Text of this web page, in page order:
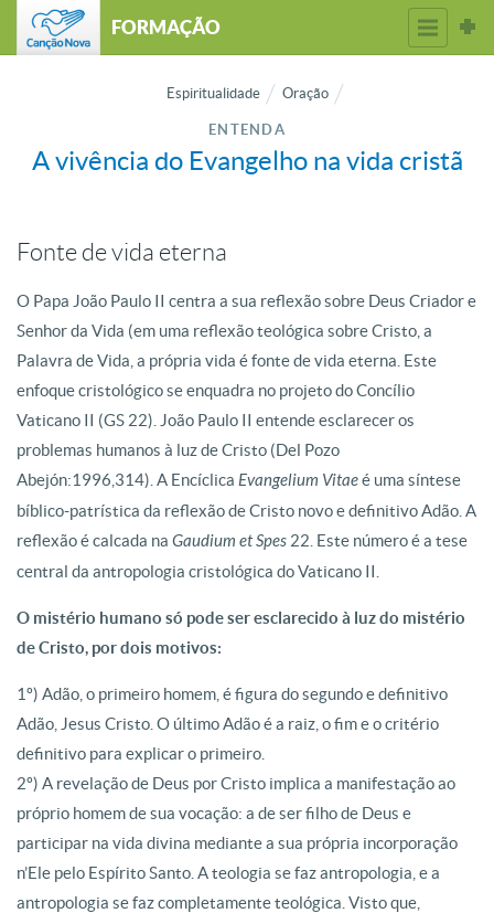
FORMAÇÃO
Espiritualidade Oração
ENTENDA
A vivência do Evangelho na vida cristã
Fonte de vida eterna
O Papa João Paulo II centra a sua reflexão sobre Deus Criador e
Senhor da Vida (em uma reflexão teológica sobre Cristo, a
Palavra de Vida, a própria vida é fonte de vida eterna. Este
enfoque cristológico se enquadra no projeto do Concílio
Vaticano II (GS 22). João Paulo II entende esclarecer os
problemas humanos à luz de Cristo (Del Pozo
Abejón:1996,314). A Encíclica Evangelium Vitaeé uma síntese
bíblico-patrística da reflexão de Cristo novo e definitivo Adão. A
reflexão é calcada na Gaudium et Spes 22. Este número é a tese
central da antropologia cristológica do Vaticano II.
O mistério humano só pode ser esclarecido à luz do mistério
de Cristo, por dois motivos:
1º) Adão, o primeiro homem, é figura do segundo e definitivo
Adão, Jesus Cristo. O último Adão é a raiz, o fim e o critério
definitivo para explicar o primeiro.
2º) A revelação de Deus por Cristo implica a manifestação ao
próprio homem de sua vocação: a de ser filho de Deus e
participar na vida divina mediante a sua própria incorporação
n’Ele pelo Espírito Santo. A teologia se faz antropologia, e a
antropologia se faz completamente teológica. Visto que,